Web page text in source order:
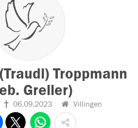
Troppmann
Greller)
06.09.2023 Villingen